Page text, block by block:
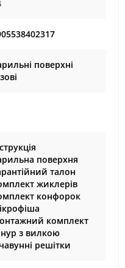
поверхні
поверхня
талон
жиклерів
конфорок
комплект
з вилкою
решітки